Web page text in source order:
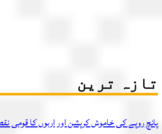
تازہ ترین
پانچ روپے کی خاموش کرپشن اور اربوں کا قومی